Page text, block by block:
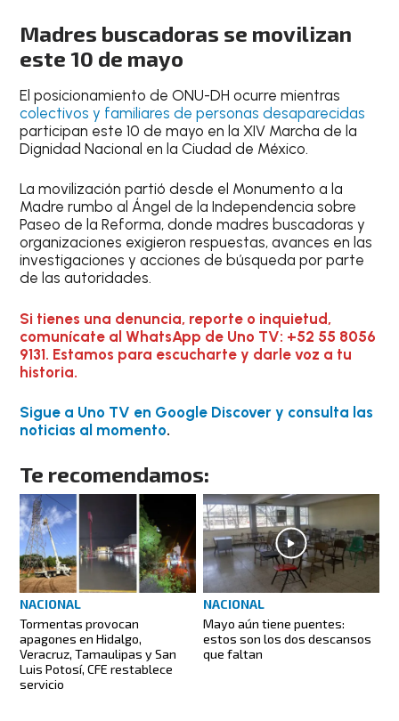
Madres buscadoras se movilizan
este 10 de mayo
El posicionamiento de ONU-DH ocurre mientras
colectivos y familiares de personas desaparecidas
participan este 10 de mayo en la XIV Marcha de la
Dignidad Nacional en la Ciudad de México.
La movilización partió desde el Monumento a la
Madre rumbo al Ángel de la Independencia sobre
Paseo de la Reforma, donde madres buscadoras y
organizaciones exigieron respuestas, avances en las
investigaciones y acciones de búsqueda por parte
de las autoridades.
Si tienes una denuncia, reporte o inquietud,
comunícate al WhatsApp de Uno TV: +52 55 8056
9131. Estamos para escucharte y darle voz a tu
historia.
Sigue a Uno TV en Google Discover y consulta las
noticias al momento.
Te recomendamos:
NACIONAL
Tormentas provocan
apagones en Hidalgo,
Veracruz, Tamaulipas y San
Luis Potosí, CFE restablece
servicio
NACIONAL
Mayo aún tiene puentes:
estos son los dos descansos
que faltan